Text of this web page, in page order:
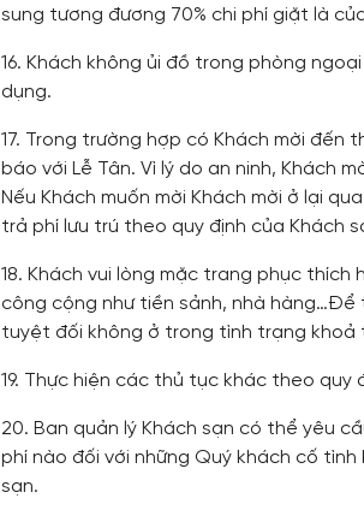
sung tương đương 70% chi phí giặt là
16. Khách không ủi đồ trong phòng
dụng.
17. Trong trường hợp có Khách mời đến
báo với Lễ Tân. Vì lý do an ninh, Khách
Nếu Khách muốn mời Khách mời ở lại
trả phí lưu trú theo quy định của Khách
18. Khách vui lòng mặc trang phục
công cộng như tiền sảnh, nhà hàng…Để
tuyệt đối không ở trong tình trạng khoả
19. Thực hiện các thủ tục khác theo quy
20. Ban quản lý Khách sạn có thể yêu
phí nào đối với những Quý khách cố
sạn.